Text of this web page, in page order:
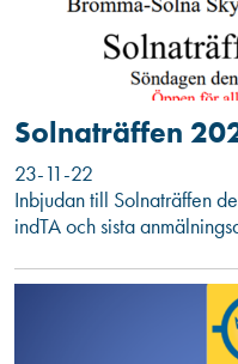
Solnaträffen
23-11-22
Inbjudan till Solnaträffen
indTA och sista